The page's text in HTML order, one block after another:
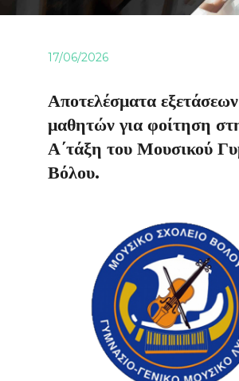
17/06/2026
Αποτελέσματα
μαθητών για φοίτηση
Α΄τάξη του Μουσικού
Βόλου.